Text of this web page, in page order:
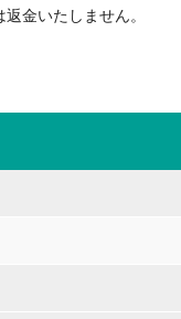
金いたしません。